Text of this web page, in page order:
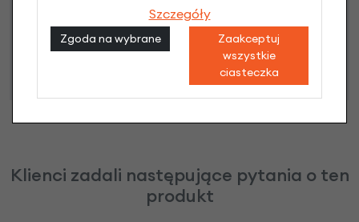
Niniejsza propozycja nie stanowi oferty w rozumieniu art.
66 Kodeksu Cywilnego. Ostateczna decyzja o warunkach
i przyznaniu kredytu zostanie podjęta po ocenie
Klienci zadali następujące pytania o ten
produkt
Szczegóły
Zgoda na wybrane
Zaakceptuj
wszystkie
ciasteczka